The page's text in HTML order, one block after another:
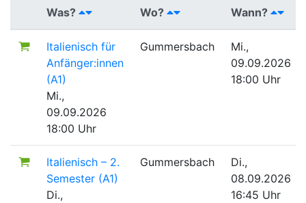
Was? Wo? Wann?
Italienisch für
Anfänger:innen
(A1)
Mi.,
09.09.2026
18:00 Uhr
Gummersbach
Mi.,
09.09.2026
18:00 Uhr
Italienisch – 2.
Semester (A1)
Di.,
Gummersbach
Di.,
08.09.2026
16:45 Uhr